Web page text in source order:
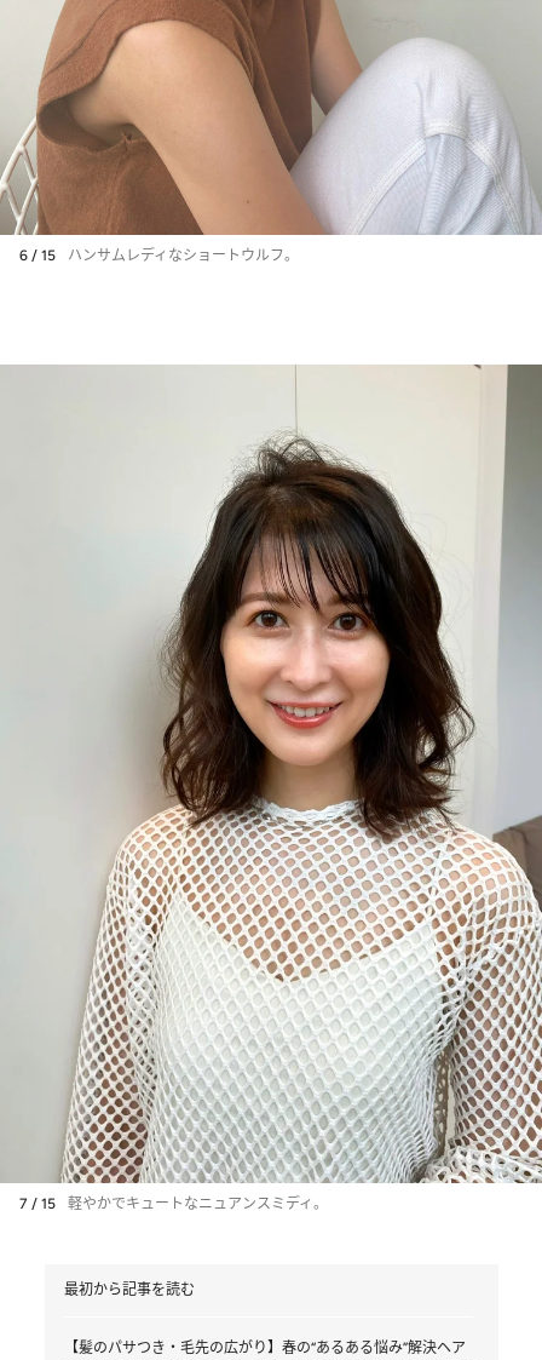
6 / 15 ハンサムレディなショートウルフ。
7 / 15 軽やかでキュートなニュアンスミディ。
最初から記事を読む
【髪のパサつき・毛先の広がり】春の“あるある悩み”解決ヘア